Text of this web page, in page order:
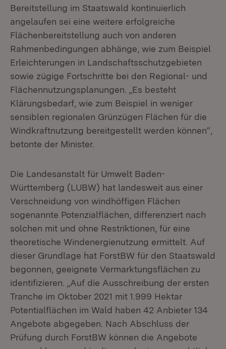
Bereitstellung im Staatswald kontinuierlich
angelaufen sei eine weitere erfolgreiche
Flächenbereitstellung auch von anderen
Rahmenbedingungen abhänge, wie zum Beispiel
Erleichterungen in Landschaftsschutzgebieten
sowie zügige Fortschritte bei den Regional- und
Flächennutzungsplanungen. „Es besteht
Klärungsbedarf, wie zum Beispiel in weniger
sensiblen regionalen Grünzügen Flächen für die
Windkraftnutzung bereitgestellt werden können“,
betonte der Minister.
Die Landesanstalt für Umwelt Baden-
Württemberg (LUBW) hat landesweit aus einer
Verschneidung von windhöffigen Flächen
sogenannte Potenzialflächen, differenziert nach
solchen mit und ohne Restriktionen, für eine
theoretische Windenergienutzung ermittelt. Auf
dieser Grundlage hat ForstBW für den Staatswald
begonnen, geeignete Vermarktungsflächen zu
identifizieren. „Auf die Ausschreibung der ersten
Tranche im Oktober 2021 mit 1.999 Hektar
Potentialflächen im Wald haben 42 Anbieter 134
Angebote abgegeben. Nach Abschluss der
Prüfung durch ForstBW können die Angebote